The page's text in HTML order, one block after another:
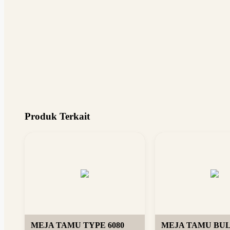
Produk Terkait
MEJA TAMU TYPE 6080 MEJA TAMU